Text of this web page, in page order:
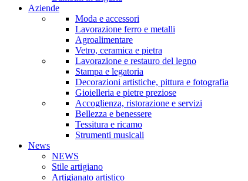
Aziende
Moda e accessori
Lavorazione ferro e metalli
Agroalimentare
Vetro, ceramica e pietra
Lavorazione e restauro del legno
Stampa e legatoria
Decorazioni artistiche, pittura e fotografia
Gioielleria e pietre preziose
Accoglienza, ristorazione e servizi
Bellezza e benessere
Tessitura e ricamo
Strumenti musicali
News
NEWS
Stile artigiano
Artigianato artistico